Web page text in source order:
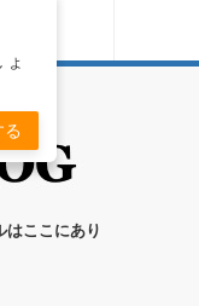
ここにあり
る